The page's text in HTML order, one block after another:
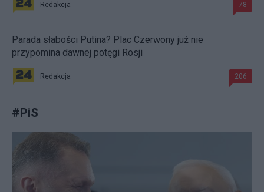
Redakcja 78
Parada słabości Putina? Plac Czerwony już nie
przypomina dawnej potęgi Rosji
Redakcja 206
#PiS